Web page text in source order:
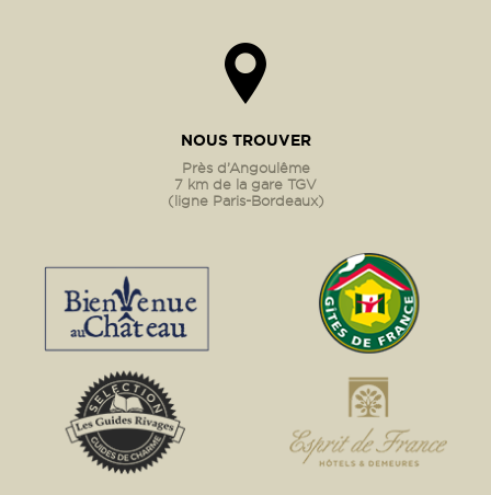
NOUS TROUVER
Près d’Angoulême
7 km de la gare TGV
(ligne Paris-Bordeaux)